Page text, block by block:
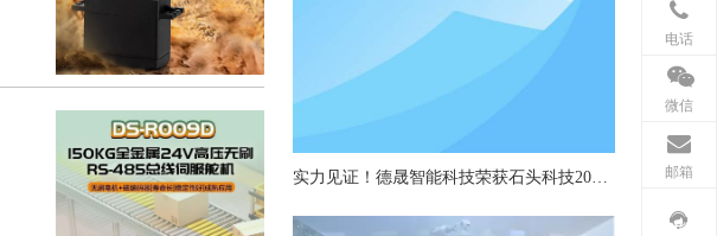
电话
微信
邮箱